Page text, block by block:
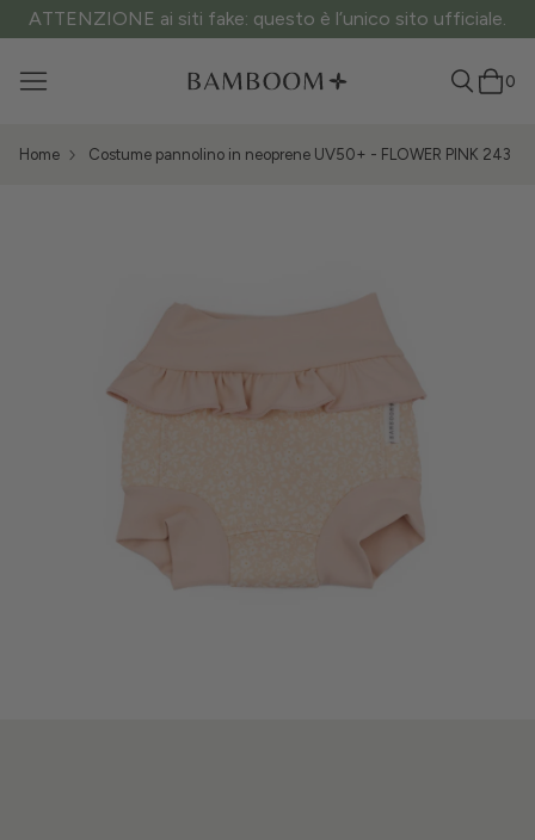
ATTENZIONE ai siti fake: questo è l’unico sito ufficiale.
0
Home Costume pannolino in neoprene UV50+ - FLOWER PINK 243